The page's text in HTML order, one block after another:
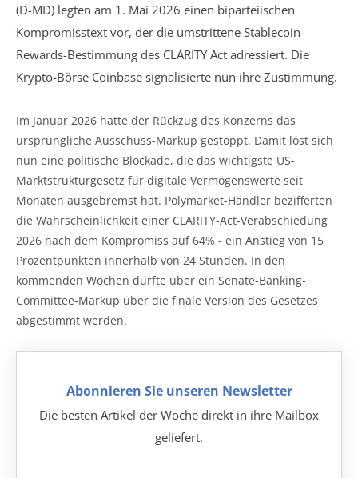
(D-MD) legten am 1. Mai 2026 einen biparteiischen
Kompromisstext vor, der die umstrittene Stablecoin-
Rewards-Bestimmung des CLARITY Act adressiert. Die
Krypto-Börse Coinbase signalisierte nun ihre Zustimmung.
Im Januar 2026 hatte der Rückzug des Konzerns das
ursprüngliche Ausschuss-Markup gestoppt. Damit löst sich
nun eine politische Blockade, die das wichtigste US-
Marktstrukturgesetz für digitale Vermögenswerte seit
Monaten ausgebremst hat. Polymarket-Händler bezifferten
die Wahrscheinlichkeit einer CLARITY-Act-Verabschiedung
2026 nach dem Kompromiss auf 64% - ein Anstieg von 15
Prozentpunkten innerhalb von 24 Stunden. In den
kommenden Wochen dürfte über ein Senate-Banking-
Committee-Markup über die finale Version des Gesetzes
abgestimmt werden.
Abonnieren Sie unseren Newsletter
Die besten Artikel der Woche direkt in ihre Mailbox
geliefert.